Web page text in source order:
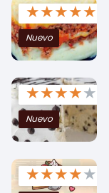
★★★★★
Nuevo
★★★★★
Nuevo
★★★★★